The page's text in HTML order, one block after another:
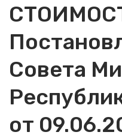
Совета
от